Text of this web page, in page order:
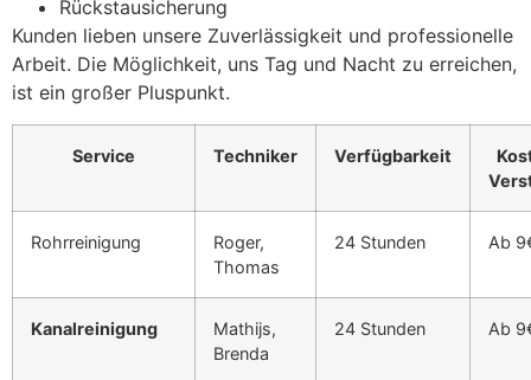
Rückstausicherung
Kunden lieben unsere Zuverlässigkeit und professionelle
Arbeit. Die Möglichkeit, uns Tag und Nacht zu erreichen,
ist ein großer Pluspunkt.
Service Techniker Verfügbarkeit
Rohrreinigung
Roger,
Thomas
24 Stunden Ab
Kanalreinigung
Mathijs,
Brenda
24 Stunden Ab